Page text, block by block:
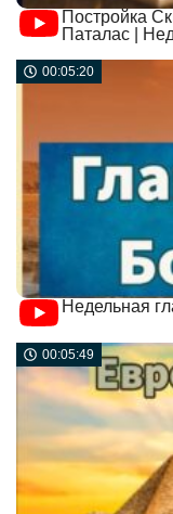
Постройка
Паталас |
00:05:20
Недельная
00:05:49